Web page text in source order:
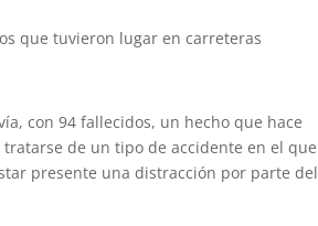
que tuvieron lugar en carreteras
con 94 fallecidos, un hecho que hace
de un tipo de accidente en el que
presente una distracción por parte del